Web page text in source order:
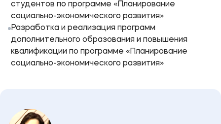
студентов по программе «Планирование
социально-экономического развития»
Разработка и реализация программ
дополнительного образования и повышения
квалификации по программе «Планирование
социально-экономического развития»